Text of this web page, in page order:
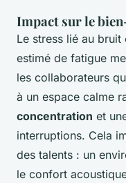
Impact sur le
Le stress lié au
estimé de fatigue
les collaborateurs
à un espace calme
concentration et
interruptions. Cela
des talents : un
le confort